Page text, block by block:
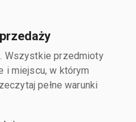
Wszystkie przedmioty
i miejscu, w którym
pełne warunki